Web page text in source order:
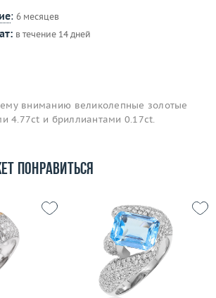
: 6 месяцев
в течение 14 дней
вниманию великолепные золотые
4.77ct и бриллиантами 0.17ct.
понравиться